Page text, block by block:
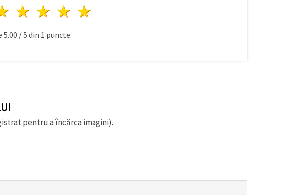
4 stele
3 stele
2 stele
1 stea
5.00 /5 din 1 puncte.
pentru a încărca imagini).